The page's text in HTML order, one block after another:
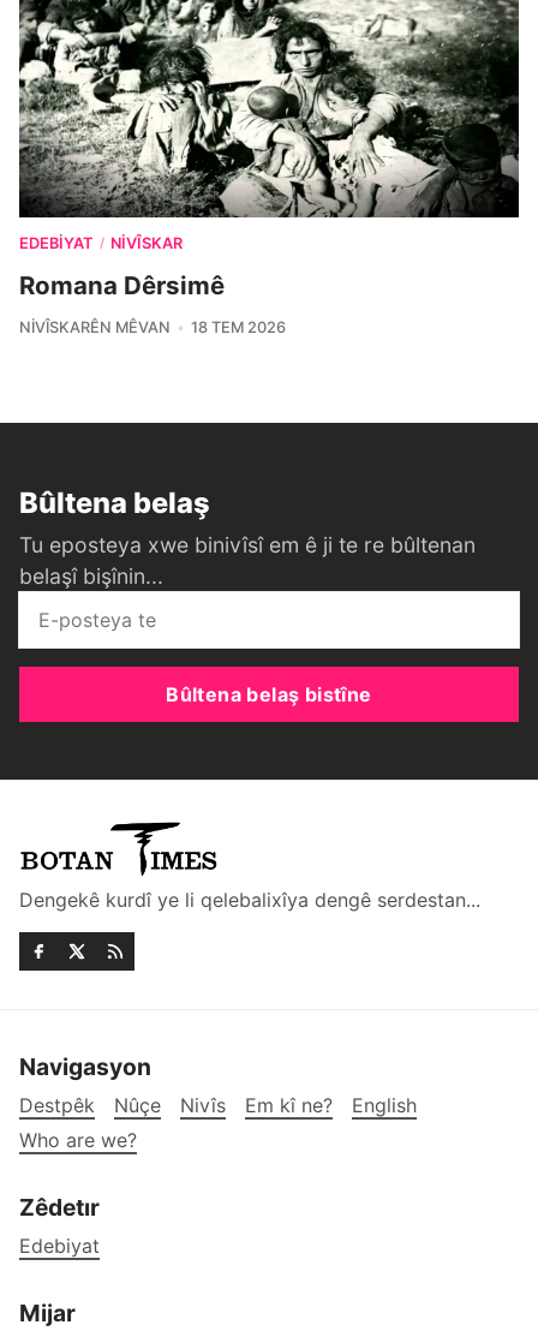
EDEBIYAT / NIVÎSKAR
Romana Dêrsimê
NIVÎSKARÊN MÊVAN 18 TEM 2026
Bûltena belaş
Tu eposteya xwe binivîsî em ê ji te re bûltenan
belaşî bişînin...
Bûltena belaş bistîne
Dengekê kurdî ye li qelebalixîya dengê serdestan...
Navigasyon
Destpêk Nûçe Nivîs Em kî ne?
English
Who are we?
Zêdetır
Edebiyat
Mijar